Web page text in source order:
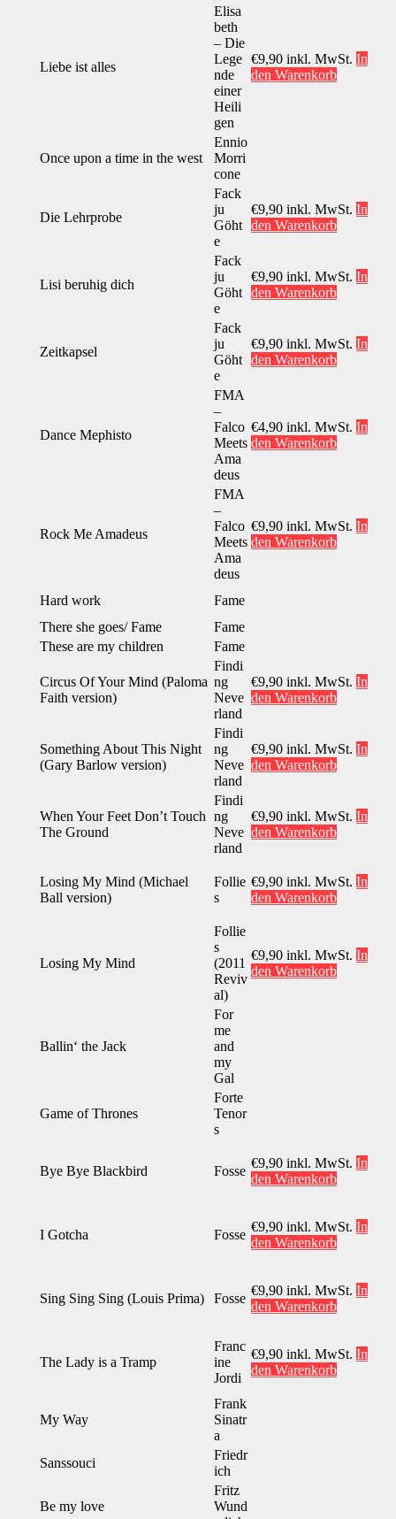
Liebe ist alles
Elisa
beth
– Die
Lege
nde
einer
Heili
gen
€9,90 inkl. MwSt. In
den Warenkorb
Once upon a time in the west
Ennio
Morri
cone
Die Lehrprobe
Fack
ju
Göht
e
€9,90 inkl. MwSt. In
den Warenkorb
Lisi beruhig dich
Fack
ju
Göht
e
€9,90 inkl. MwSt. In
den Warenkorb
Zeitkapsel
Fack
ju
Göht
e
€9,90 inkl. MwSt. In
den Warenkorb
Dance Mephisto
FMA
–
Falco
Meets
Ama
deus
€4,90 inkl. MwSt. In
den Warenkorb
Rock Me Amadeus
FMA
–
Falco
Meets
Ama
deus
€9,90 inkl. MwSt. In
den Warenkorb
Hard work
Fame
There she goes/ Fame
Fame
These are my children
Fame
Circus Of Your Mind (Paloma
Faith version)
Findi
ng
Neve
rland
€9,90 inkl. MwSt. In
den Warenkorb
Something About This Night
(Gary Barlow version)
Findi
ng
Neve
rland
€9,90 inkl. MwSt. In
den Warenkorb
When Your Feet Don’t Touch
The Ground
Findi
ng
Neve
rland
€9,90 inkl. MwSt. In
den Warenkorb
Losing My Mind (Michael
Ball version)
Follie
s
€9,90 inkl. MwSt. In
den Warenkorb
Losing My Mind
Follie
s
(2011
Reviv
al)
€9,90 inkl. MwSt. In
den Warenkorb
Ballin‘ the Jack
For
me
and
my
Gal
Game of Thrones
Forte
Tenor
s
Bye Bye Blackbird Fosse
€9,90 inkl. MwSt. In
den Warenkorb
I Gotcha Fosse
€9,90 inkl. MwSt. In
den Warenkorb
Sing Sing Sing (Louis Prima) Fosse
€9,90 inkl. MwSt. In
den Warenkorb
The Lady is a Tramp
Franc
ine
Jordi
€9,90 inkl. MwSt. In
den Warenkorb
My Way
Frank
Sinatr
a
Sanssouci
Friedr
ich
Be my love
Fritz
Wund